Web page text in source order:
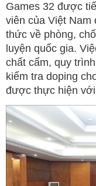
Games 32 được
viên của Việt Nam
thức về phòng,
luyện quốc gia.
chất cấm, quy
kiểm tra doping
được thực hiện